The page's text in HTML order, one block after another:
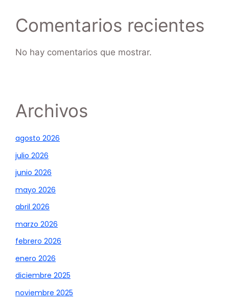
Comentarios recientes
No hay comentarios que mostrar.
Archivos
agosto 2026
julio 2026
junio 2026
mayo 2026
abril 2026
marzo 2026
febrero 2026
enero 2026
diciembre 2025
noviembre 2025